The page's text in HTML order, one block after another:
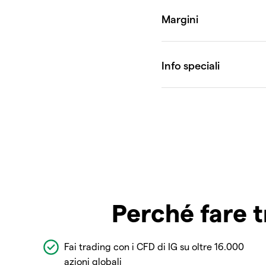
Perché fare
Fai trading con i CFD di IG su oltre 16.000
azioni globali